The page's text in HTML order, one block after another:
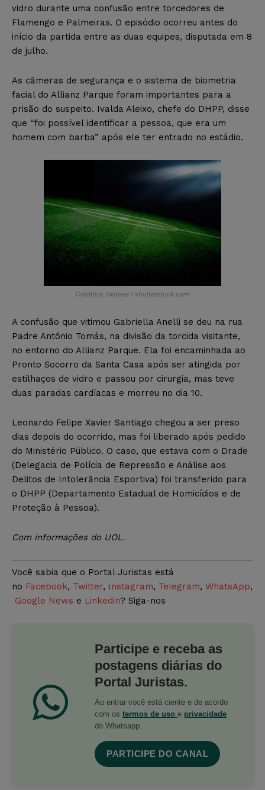
vidro durante uma confusão entre torcedores de
Flamengo e Palmeiras. O episódio ocorreu antes do
início da partida entre as duas equipes, disputada em 8
de julho.
As câmeras de segurança e o sistema de biometria
facial do Allianz Parque foram importantes para a
prisão do suspeito. Ivalda Aleixo, chefe do DHPP, disse
que “foi possível identificar a pessoa, que era um
homem com barba” após ele ter entrado no estádio.
Créditos: twobee / shutterstock.com
A confusão que vitimou Gabriella Anelli se deu na rua
Padre Antônio Tomás, na divisão da torcida visitante,
no entorno do Allianz Parque. Ela foi encaminhada ao
Pronto Socorro da Santa Casa após ser atingida por
estilhaços de vidro e passou por cirurgia, mas teve
duas paradas cardíacas e morreu no dia 10.
Leonardo Felipe Xavier Santiago chegou a ser preso
dias depois do ocorrido, mas foi liberado após pedido
do Ministério Público. O caso, que estava com o Drade
(Delegacia de Polícia de Repressão e Análise aos
Delitos de Intolerância Esportiva) foi transferido para
o DHPP (Departamento Estadual de Homicídios e de
Proteção à Pessoa).
Com informações do UOL.
Você sabia que o Portal Juristas está
no Facebook, Twitter, Instagram, Telegram, WhatsApp,
Google News e Linkedin? Siga-nos
Participe e receba as
postagens diárias do
Portal Juristas.
Ao entrar você está ciente e de acordo
com os termos de uso e privacidade
do Whatsapp.
PARTICIPE DO CANAL